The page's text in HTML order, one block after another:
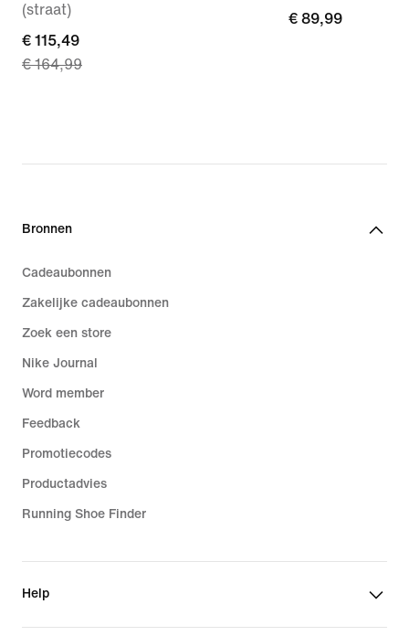
(straat)
current
price
€ 164,99
€ 115,49
€ 164,99
€ 89,99
€ 89,99
Bronnen
Cadeaubonnen
Zakelijke cadeaubonnen
Zoek een store
Nike Journal
Word member
Feedback
Promotiecodes
Productadvies
Running Shoe Finder
Help